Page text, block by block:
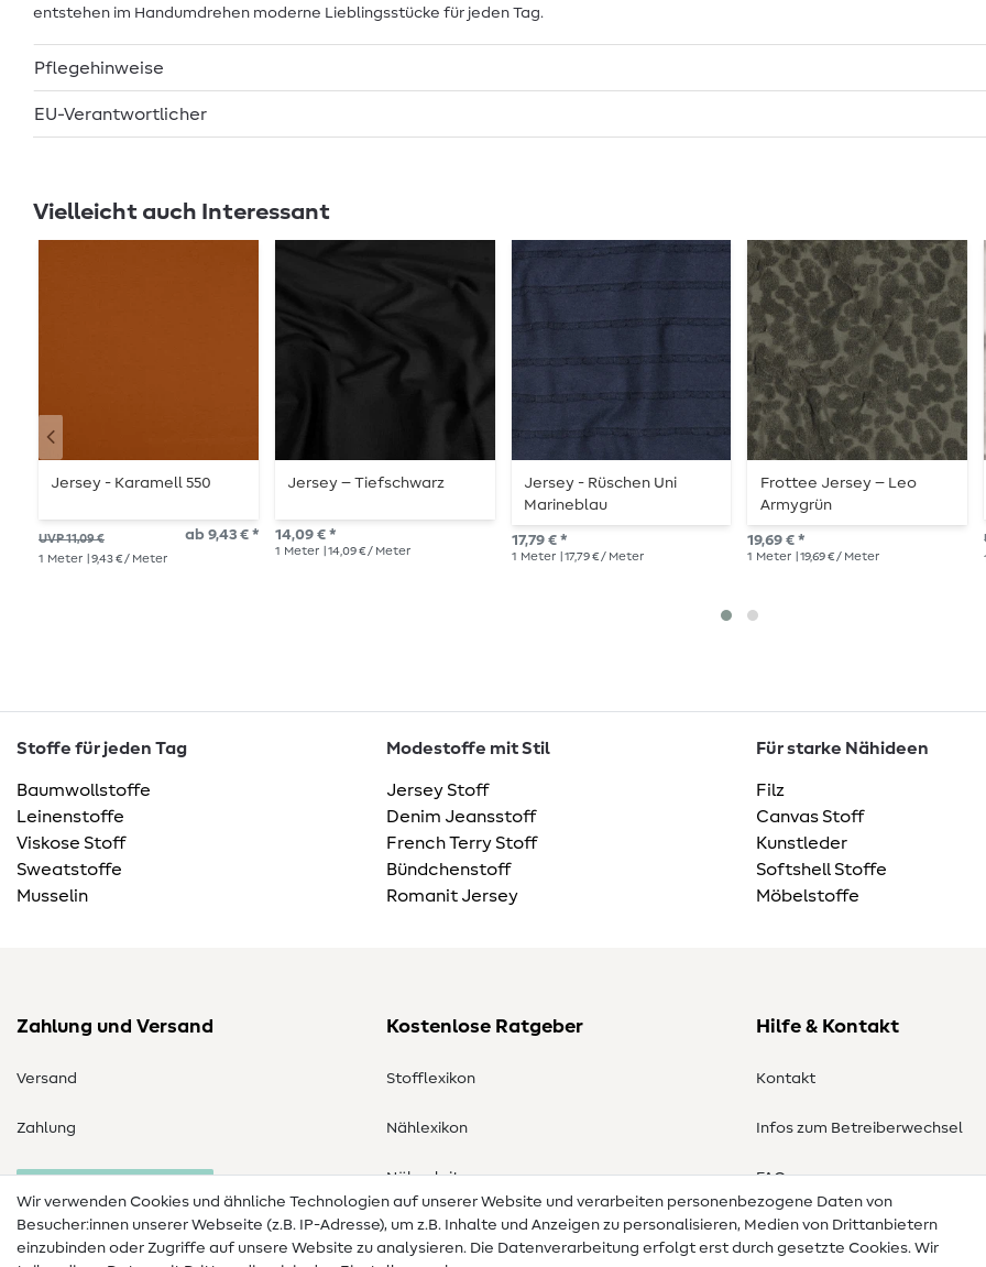
entstehen im Handumdrehen moderne Lieblingsstücke für jeden Tag.
Pflegehinweise
EU-Verantwortlicher
Vielleicht auch Interessant
Jersey - Karamell 550
UVP 11,09 € ab 9,43 € *
1 Meter | 9,43 € / Meter
Jersey – Tiefschwarz
14,09 € *
1 Meter | 14,09 € / Meter
Jersey - Rüschen Uni
Marineblau
17,79 € *
1 Meter | 17,79 € / Meter
Frottee Jersey – Leo
Armygrün
19,69 € *
1 Meter | 19,69 € / Meter
Stoffe für jeden Tag
Baumwollstoffe
Leinenstoffe
Viskose Stoff
Sweatstoffe
Musselin
Modestoffe mit Stil
Jersey Stoff
Denim Jeansstoff
French Terry Stoff
Bündchenstoff
Romanit Jersey
Für starke Nähideen
Filz
Canvas Stoff
Kunstleder
Softshell Stoffe
Möbelstoffe
Zahlung und Versand
Versand
Zahlung
Kostenlose Ratgeber
Stofflexikon
Nählexikon
Nähanleitungen
Hilfe & Kontakt
Kontakt
Infos zum Betreiberwechsel
FAQ
Widerrufsrecht
Wir verwenden Cookies und ähnliche Technologien auf unserer Website und verarbeiten personenbezogene Daten von
Besucher:innen unserer Webseite (z.B. IP-Adresse), um z.B. Inhalte und Anzeigen zu personalisieren, Medien von Drittanbietern
einzubinden oder Zugriffe auf unsere Website zu analysieren. Die Datenverarbeitung erfolgt erst durch gesetzte Cookies. Wir